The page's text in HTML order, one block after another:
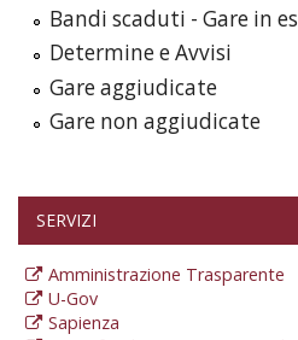
Bandi scaduti - Gare in
Determine e Avvisi
Gare aggiudicate
Gare non aggiudicate
SERVIZI
Amministrazione Trasparente
U-Gov
Sapienza